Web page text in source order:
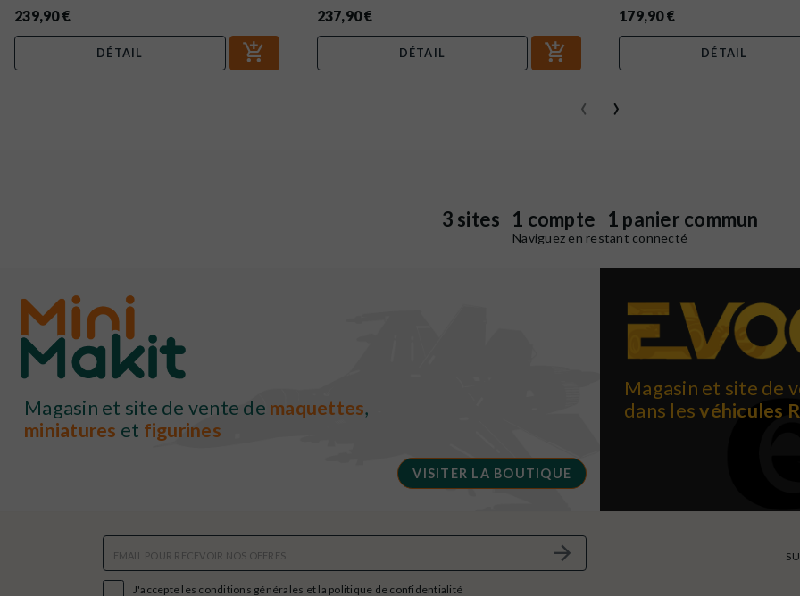
239,90 €
DÉTAIL
237,90 €
DÉTAIL
179,90 €
DÉTAIL
‹ ›
3 sites 1 compte 1 panier commun
Naviguez en restant connecté
Magasin et site de vente de maquettes,
miniatures et figurines
VISITER LA BOUTIQUE
Magasin et site de
dans lesvéhicules
J'accepte les conditions générales et la politique de confidentialité